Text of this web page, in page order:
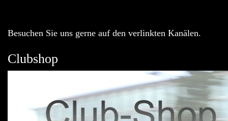
Besuchen Sie uns gerne auf den verlinkten Kanälen.
Clubshop